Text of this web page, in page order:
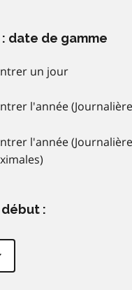
date de gamme
un jour
l'année
l'année
: